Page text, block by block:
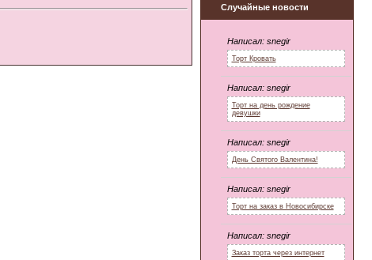
Случайные новости
Написал: snegir
Торт Кровать
Написал: snegir
Торт на день рождение
девушки
Написал: snegir
День Святого Валентина!
Написал: snegir
Торт на заказ в Новосибирске
Написал: snegir
Заказ торта через интернет